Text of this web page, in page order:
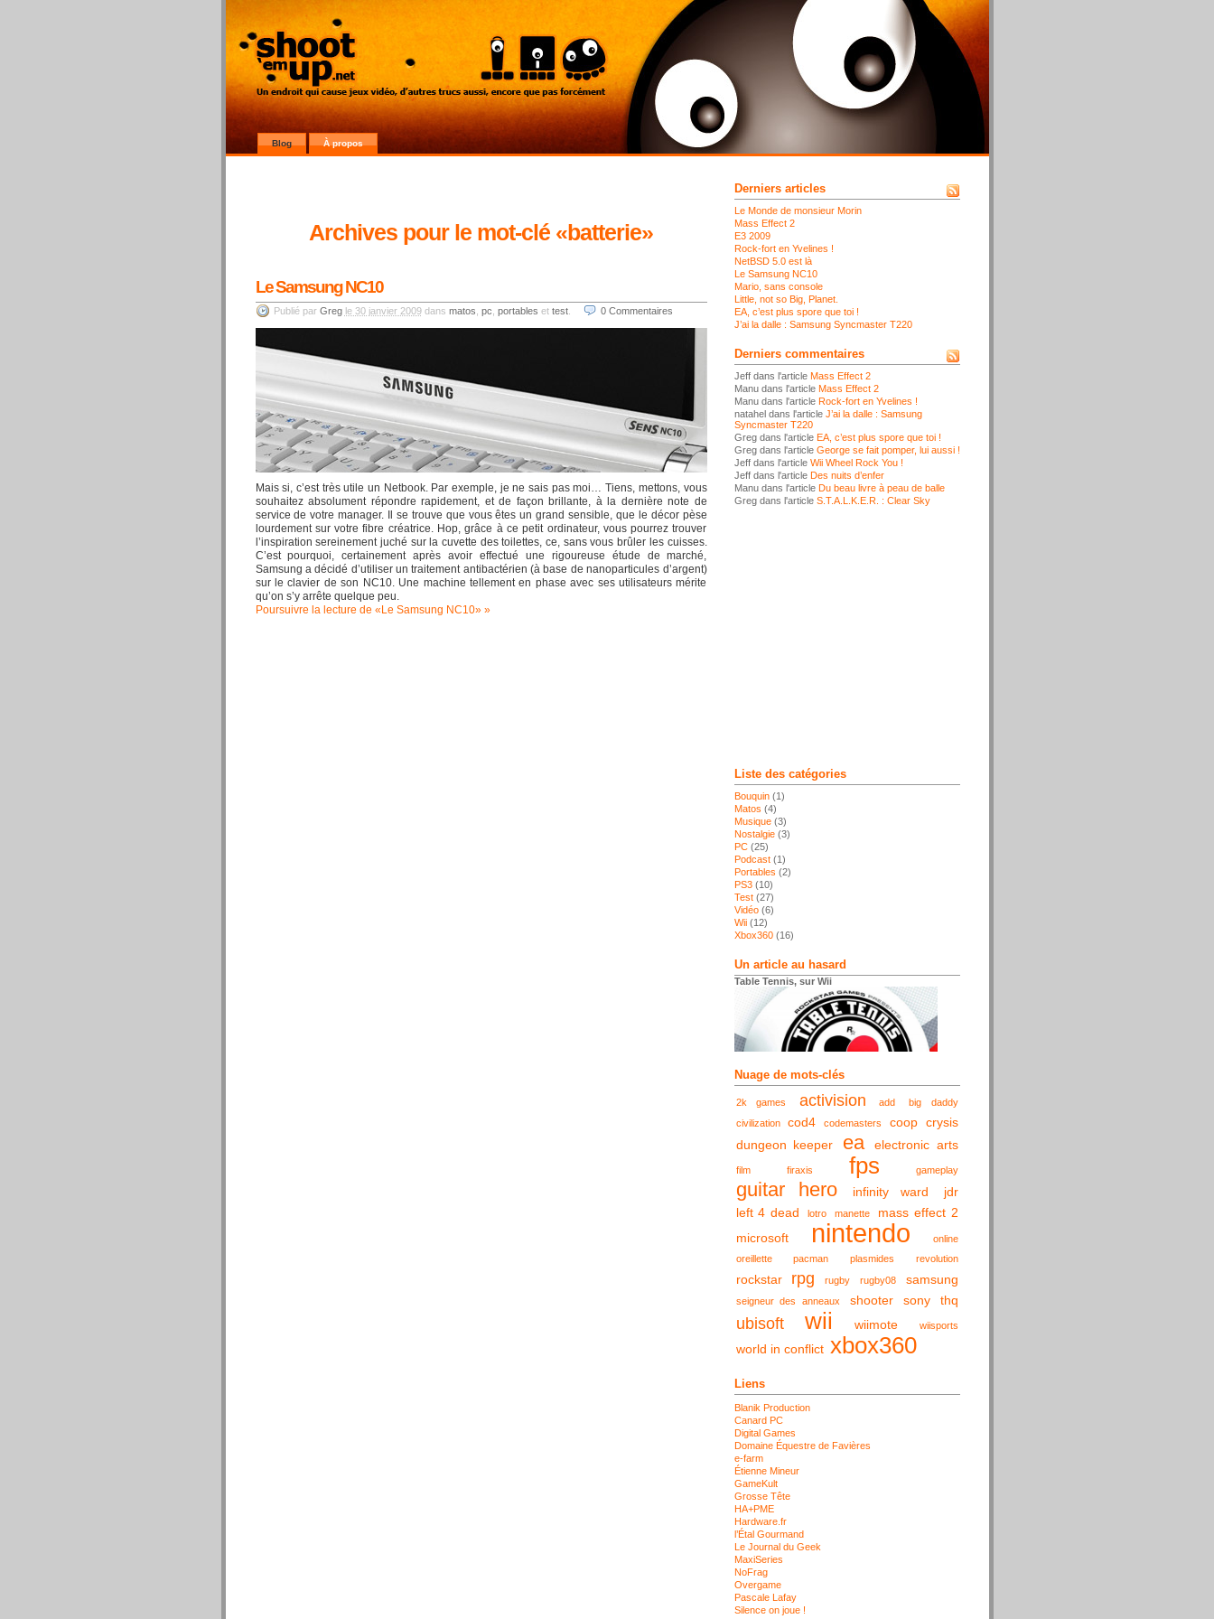
Blog À propos
Archives pour le mot-clé «batterie»
Le Samsung NC10
Publié par Greg le 30 janvier 2009 dans matos pc portables et test. 0 Commentaires
Mais si, c’est très utile un Netbook. Par exemple, je ne sais pas moi… Tiens, mettons, vous
souhaitez absolument répondre rapidement, et de façon brillante, à la dernière note de
service de votre manager. Il se trouve que vous êtes un grand sensible, que le décor pèse
lourdement sur votre fibre créatrice. Hop, grâce à ce petit ordinateur, vous pourrez trouver
l’inspiration sereinement juché sur la cuvette des toilettes, ce, sans vous brûler les cuisses.
C’est pourquoi, certainement après avoir effectué une rigoureuse étude de marché,
Samsung a décidé d’utiliser un traitement antibactérien (à base de nanoparticules d’argent)
sur le clavier de son NC10. Une machine tellement en phase avec ses utilisateurs mérite
qu’on s’y arrête quelque peu.
Poursuivre la lecture de «Le Samsung NC10»
Derniers articles
Le Monde de monsieur Morin
Mass Effect 2
E3 2009
Rock-fort en Yvelines !
NetBSD 5.0 est là
Le Samsung NC10
Mario, sans console
Little, not so Big, Planet.
EA, c’est plus spore que toi !
J’ai la dalle : Samsung Syncmaster T220
Derniers commentaires
Jeff dans l'article Mass Effect 2
Manu dans l'article Mass Effect 2
Manu dans l'article Rock-fort en Yvelines !
natahel dans l'article J’ai la dalle : Samsung
Syncmaster T220
Greg dans l'article EA, c’est plus spore que toi !
Greg dans l'article George se fait pomper, lui aussi !
Jeff dans l'article Wii Wheel Rock You !
Jeff dans l'article Des nuits d’enfer
Manu dans l'article Du beau livre à peau de balle
Greg dans l'article S.T.A.L.K.E.R. : Clear Sky
Liste des catégories
Bouquin(1)
Matos (4)
Musique(3)
Nostalgie(3)
PC(25)
Podcast(1)
Portables (2)
PS3(10)
Test(27)
Vidéo(6)
Wii(12)
Xbox360(16)
Un article au hasard
Table Tennis, sur Wii
Nuage de mots-clés
2k games activision add
big daddy
civilization
cod4 codemasters coop crysis
dungeon keeper
ea electronic arts
film firaxis fps gameplay
guitar hero infinity ward
jdr
left 4 dead
lotro manette
mass effect 2
microsoft
nintendo
online
oreillette
pacman plasmides revolution
rockstar rpg rugby rugby08 samsung
seigneur des anneaux shooter sony thq
ubisoft wii wiimote wiisports
world in conflict xbox360
Liens
Blanik Production
Canard PC
Digital Games
Domaine Équestre de Favières
e-farm
Étienne Mineur
GameKult
Grosse Tête
HA+PME
Hardware.fr
l’Étal Gourmand
Le Journal du Geek
MaxiSeries
NoFrag
Overgame
Pascale Lafay
Silence on joue !